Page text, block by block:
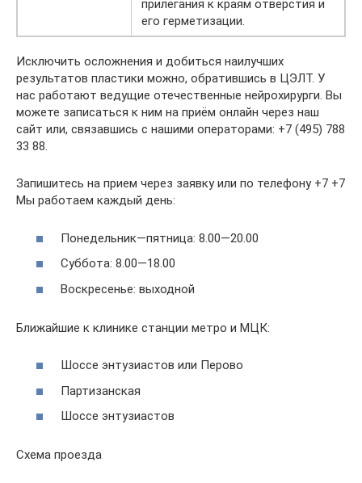
прилегания к краям отверстия и
его герметизации.
Исключить осложнения и добиться наилучших
результатов пластики можно, обратившись в ЦЭЛТ. У
нас работают ведущие отечественные нейрохирурги. Вы
можете записаться к ним на приём онлайн через наш
сайт или, связавшись с нашими операторами: +7 (495) 788
33 88.
Запишитесь на прием через заявку или по телефону +7 +7
Мы работаем каждый день:
Понедельник—пятница: 8.00—20.00
Суббота: 8.00—18.00
Воскресенье: выходной
Ближайшие к клинике станции метро и МЦК:
Шоссе энтузиастов или Перово
Партизанская
Шоссе энтузиастов
Схема проезда